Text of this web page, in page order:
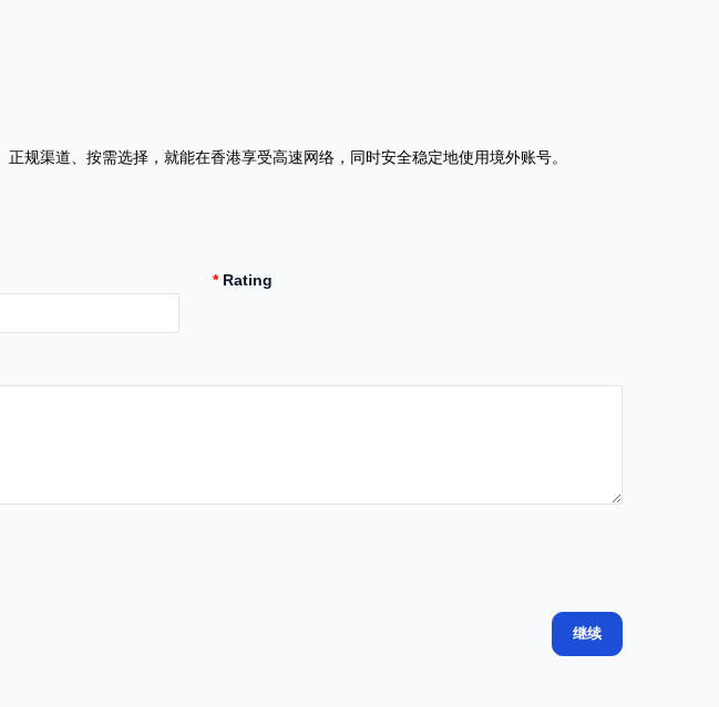
规渠道、按需选择，就能在香港享受高速网络，同时安全稳定地使用境外账号。
Rating
继续